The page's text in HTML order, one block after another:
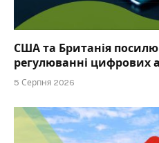
США та Британія
регулюванні цифрових
5 Серпня 2026